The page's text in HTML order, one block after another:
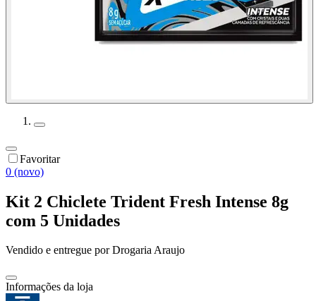
Favoritar
0 (novo)
Kit 2 Chiclete Trident Fresh Intense 8g
com 5 Unidades
Vendido e entregue por Drogaria Araujo
Informações da loja